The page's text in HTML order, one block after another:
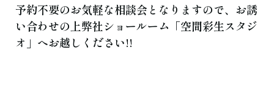
予約不要のお気軽な相談会となりますので、お誘
い合わせの上弊社ショールーム「空間彩生スタジ
オ」へお越しください!!